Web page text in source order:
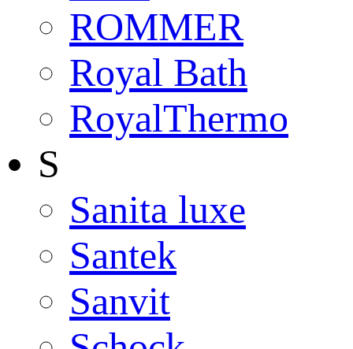
ROMMER
Royal Bath
RoyalThermo
S
Sanita luxe
Santek
Sanvit